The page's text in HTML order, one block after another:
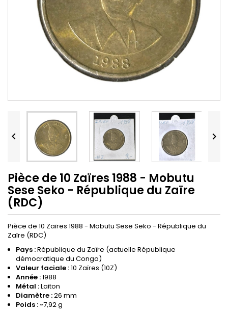
 
Pièce de 10 Zaïres 1988 - Mobutu
Sese Seko - République du Zaïre
(RDC)
Pièce de 10 Zaïres 1988 - Mobutu Sese Seko - République du
Zaïre (RDC)
Pays :République du Zaïre (actuelle République
démocratique du Congo)
Valeur faciale :10 Zaïres (10Z)
Année :1988
Métal :Laiton
Diamètre :26 mm
Poids :~7,92 g